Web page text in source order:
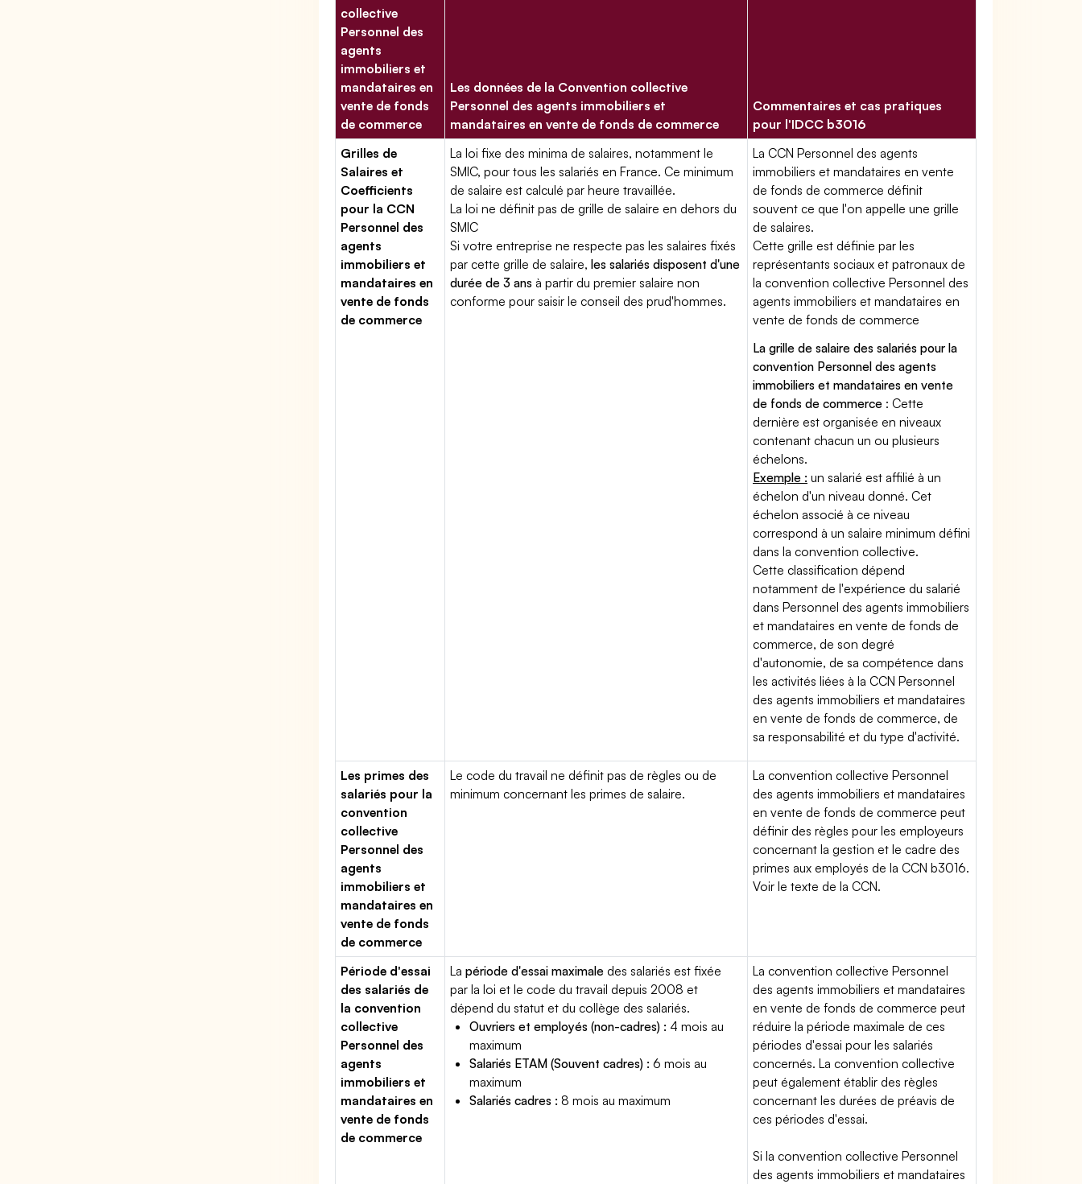
collective
Personnel des
agents
immobiliers et
mandataires en
vente de fonds
de commerce
Les données de la Convention collective
Personnel des agents immobiliers et
mandataires en vente de fonds de commerce
Commentaires et cas pratiques
pour l'IDCC b3016
Grilles de
Salaires et
Coefficients
pour la CCN
Personnel des
agents
immobiliers et
mandataires en
vente de fonds
de commerce
La loi fixe des minima de salaires, notamment le
SMIC, pour tous les salariés en France. Ce minimum
de salaire est calculé par heure travaillée.
La loi ne définit pas de grille de salaire en dehors du
SMIC
Si votre entreprise ne respecte pas les salaires fixés
par cette grille de salaire,les salariés disposent d'une
durée de 3 ans à partir du premier salaire non
conforme pour saisir le conseil des prud'hommes.
La CCN Personnel des agents
immobiliers et mandataires en vente
de fonds de commerce définit
souvent ce que l'on appelle une grille
de salaires.
Cette grille est définie par les
représentants sociaux et patronaux de
la convention collective Personnel des
agents immobiliers et mandataires en
vente de fonds de commerce
La grille de salaire des salariés pour la
convention Personnel des agents
immobiliers et mandataires en vente
de fonds de commerce : Cette
dernière est organisée en niveaux
contenant chacun un ou plusieurs
échelons.
Exemple : un salarié est affilié à un
échelon d'un niveau donné. Cet
échelon associé à ce niveau
correspond à un salaire minimum défini
dans la convention collective.
Cette classification dépend
notamment de l'expérience du salarié
dans Personnel des agents immobiliers
et mandataires en vente de fonds de
commerce, de son degré
d'autonomie, de sa compétence dans
les activités liées à la CCN Personnel
des agents immobiliers et mandataires
en vente de fonds de commerce, de
sa responsabilité et du type d'activité.
Les primes des
salariés pour la
convention
collective
Personnel des
agents
immobiliers et
mandataires en
vente de fonds
de commerce
Le code du travail ne définit pas de règles ou de
minimum concernant les primes de salaire.
La convention collective Personnel
des agents immobiliers et mandataires
en vente de fonds de commerce peut
définir des règles pour les employeurs
concernant la gestion et le cadre des
primes aux employés de la CCN b3016.
Voir le texte de la CCN.
Période d'essai
des salariés de
la convention
collective
Personnel des
agents
immobiliers et
mandataires en
vente de fonds
de commerce
Lapériode d'essai maximale des salariés est fixée
par la loi et le code du travail depuis 2008 et
dépend du statut et du collège des salariés.
Ouvriers et employés (non-cadres) : 4 mois au
maximum
Salariés ETAM (Souvent cadres) : 6 mois au
maximum
Salariés cadres : 8 mois au maximum
La convention collective Personnel
des agents immobiliers et mandataires
en vente de fonds de commerce peut
réduire la période maximale de ces
périodes d'essai pour les salariés
concernés. La convention collective
peut également établir des règles
concernant les durées de préavis de
ces périodes d'essai.
Si la convention collective Personnel
des agents immobiliers et mandataires